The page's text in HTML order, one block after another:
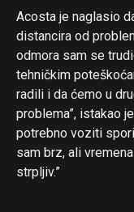
Acosta je naglasio
distancira od
odmora sam se
tehničkim
radili i da ćemo u
problema”, istakao
potrebno voziti
sam brz, ali
strpljiv.”